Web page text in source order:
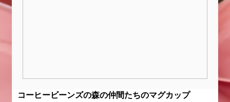
コーヒービーンズの森の仲間たちのマグカップ